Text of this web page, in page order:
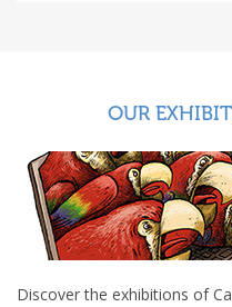
OUR
Discover the exhibitions of